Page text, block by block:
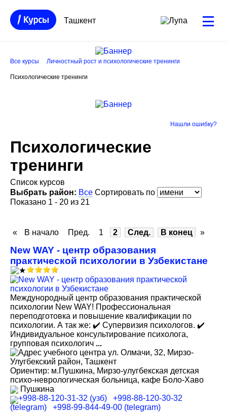
Ташкент
Все курсы Личностный рост и психологические тренинги
Психологические тренинги
Нашли ошибку?
Психологические
тренинги
Список курсов
Выбрать район: Все Сортировать по
Показано 1 - 20 из 21
« В начало Пред. 1 2 След. В конец »
New WAY - центр образования
практической психологии в Узбекистане
Междунородный центр образования практической
психологии New WAY! Профессиональная
переподготовка и повышение квалификации по
психологии. А так же: ✔️ Супервизия психологов. ✔️
Индивидуальное консультирование психолога,
групповая психологич ...
ул. Олмачи, 32, Мирзо-
Улугбекский район, Ташкент
Ориентир: м.Пушкина, Мирзо-улугбекская детская
психо-неврологическая больница, кафе Боло-Хаво
Пушкина
+998-88-120-31-32 (узб)
+998-88-120-30-32
(telegram)
+998-99-844-49-00 (telegram)